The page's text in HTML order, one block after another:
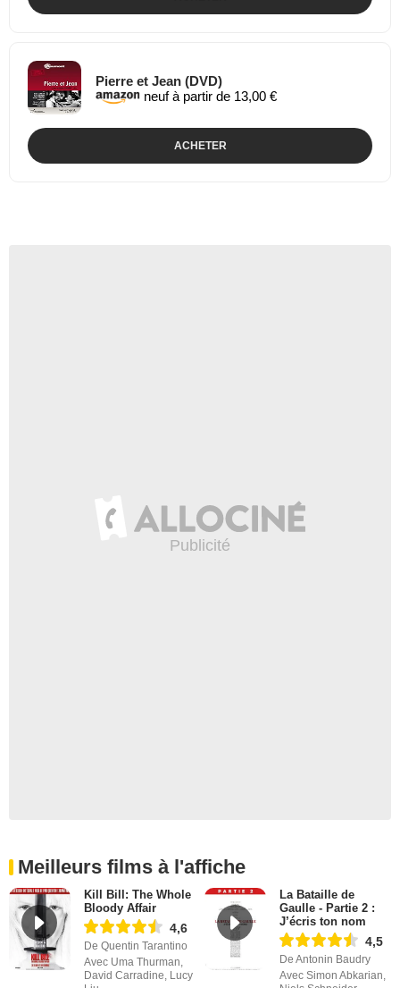
Pierre et Jean (DVD)
neuf à partir de 13,00 €
ACHETER
Meilleurs films à l'affiche
Kill Bill: The Whole
Bloody Affair
4,6
De Quentin Tarantino
Avec Uma Thurman,
David Carradine, Lucy
La Bataille de
Gaulle - Partie 2 :
J’écris ton nom
4,5
De Antonin Baudry
Avec Simon Abkarian,